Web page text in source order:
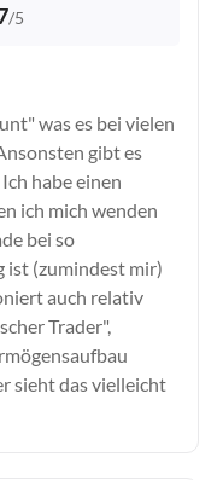
/5
was es bei vielen
gibt es
habe einen
ich mich wenden
bei so
ist (zumindest mir)
auch relativ
Trader",
sieht das vielleicht